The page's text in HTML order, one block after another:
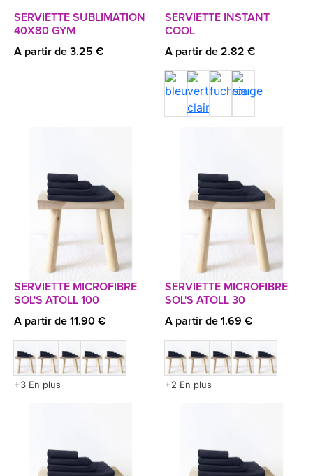
SERVIETTE SUBLIMATION
40X80 GYM
A partir de 3.25 €
SERVIETTE INSTANT
COOL
A partir de 2.82 €
SERVIETTE MICROFIBRE
SOL'S ATOLL 100
A partir de 11.90 €
+3 En plus
SERVIETTE MICROFIBRE
SOL'S ATOLL 30
A partir de 1.69 €
+2 En plus